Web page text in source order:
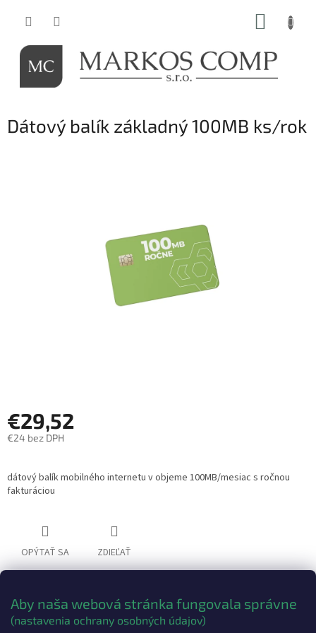
Aby naša webová stránka fungovala správne
(nastavenia ochrany osobných údajov)
Dátový balík základný 100MB ks/rok
€29,52
€24 bez DPH
cena:
dátový balík mobilného internetu v objeme 100MB/mesiac s ročnou
fakturáciou
OPÝTAŤ SA ZDIEĽAŤ
Popis Diskusia